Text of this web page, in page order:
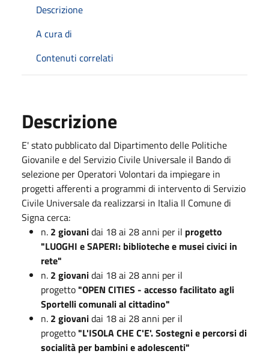
Descrizione
A cura di
Contenuti correlati
Descrizione
E' stato pubblicato dal Dipartimento delle Politiche
Giovanile e del Servizio Civile Universale il Bando di
selezione per Operatori Volontari da impiegare in
progetti afferenti a programmi di intervento di Servizio
Civile Universale da realizzarsi in Italia Il Comune di
Signa cerca:
n. 2 giovanidai 18 ai 28 anni per il progetto
"LUOGHI e SAPERI: biblioteche e musei civici in
rete"
n. 2 giovanidai 18 ai 28 anni per il
progetto"OPEN CITIES - accesso facilitato agli
Sportelli comunali al cittadino"
n. 2 giovanidai 18 ai 28 anni per il
progetto"L'ISOLA CHE C'E'. Sostegni e percorsi di
socialità per bambini e adolescenti"